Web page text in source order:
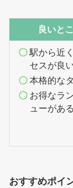
良いと
駅から近
セスが良
本格的な
お得なラ
ューがある
おすすめポイ